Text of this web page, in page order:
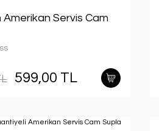
Amerikan Servis Cam
599,00 TL